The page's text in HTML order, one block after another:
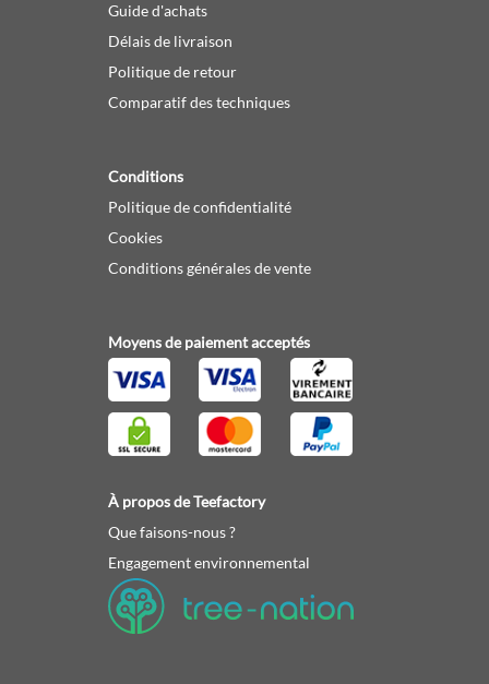
Guide d'achats
Délais de livraison
Politique de retour
Comparatif des techniques
Conditions
Politique de confidentialité
Cookies
Conditions générales de vente
Moyens de paiement acceptés
À propos de Teefactory
Que faisons-nous ?
Engagement environnemental